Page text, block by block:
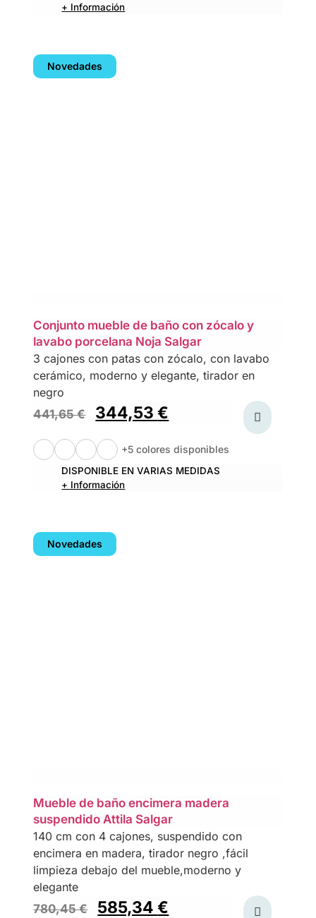
+ Información
Novedades
Conjunto mueble de baño con zócalo y
lavabo porcelana Noja Salgar
3 cajones con patas con zócalo, con lavabo
cerámico, moderno y elegante, tirador en
negro
441,65€ 344,53€
+5 colores disponibles
DISPONIBLE EN VARIAS MEDIDAS
+ Información
Novedades
Mueble de baño encimera madera
suspendido Attila Salgar
140 cm con 4 cajones, suspendido con
encimera en madera, tirador negro ,fácil
limpieza debajo del mueble,moderno y
elegante
780,45€ 585,34€